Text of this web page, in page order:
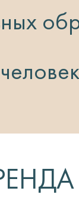
человек